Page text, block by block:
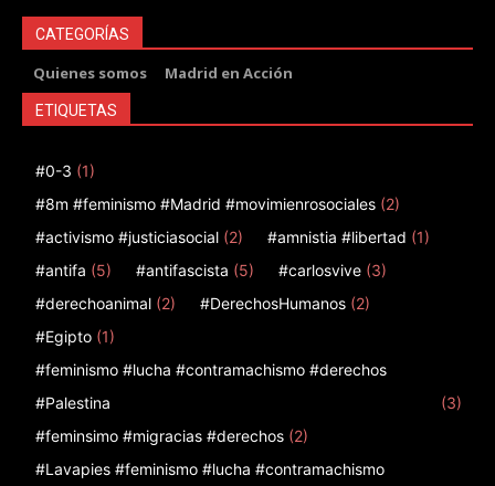
CATEGORÍAS
Quienes somos Madrid en Acción
ETIQUETAS
#0-3 (1)
#8m #feminismo #Madrid #movimienrosociales (2)
#activismo #justiciasocial (2) #amnistia #libertad (1)
#antifa (5) #antifascista (5) #carlosvive (3)
#derechoanimal (2) #DerechosHumanos (2)
#Egipto (1)
#feminismo #lucha #contramachismo #derechos
#Palestina
(3)
#feminsimo #migracias #derechos (2)
#Lavapies #feminismo #lucha #contramachismo